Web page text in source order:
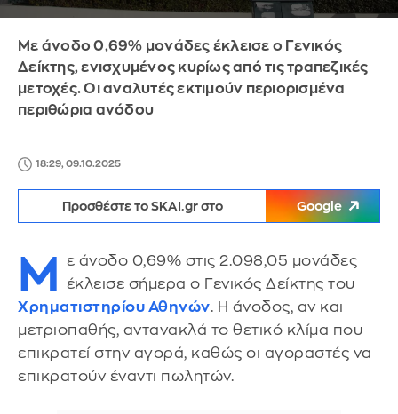
Με άνοδο 0,69% μονάδες έκλεισε ο Γενικός
Δείκτης, ενισχυμένος κυρίως από τις τραπεζικές
μετοχές. Οι αναλυτές εκτιμούν περιορισμένα
περιθώρια ανόδου
18:29, 09.10.2025
Προσθέστε το SKAI.gr στο Google
Μ
ε άνοδο 0,69% στις 2.098,05 μονάδες
έκλεισε σήμερα ο Γενικός Δείκτης του
Χρηματιστηρίου Αθηνών. Η άνοδος, αν και
μετριοπαθής, αντανακλά το θετικό κλίμα που
επικρατεί στην αγορά, καθώς οι αγοραστές να
επικρατούν έναντι πωλητών.